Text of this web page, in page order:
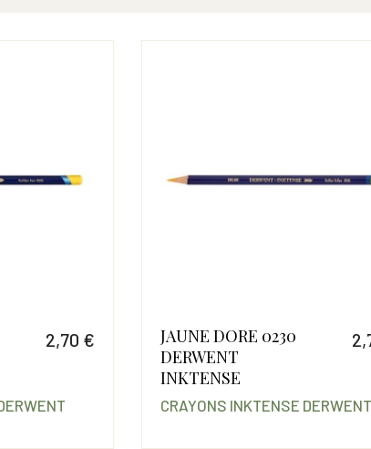
2,70 €
JAUNE DORE 0230
DERWENT
INKTENSE
CRAYONS INKTENSE DERWENT